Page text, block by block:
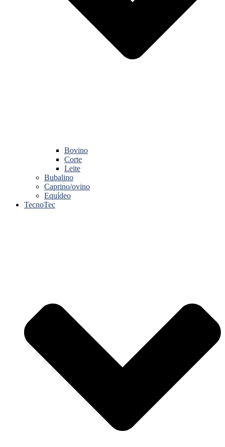
Bovino
Corte
Leite
Bubalino
Caprino/ovino
Equídeo
TecnoTec